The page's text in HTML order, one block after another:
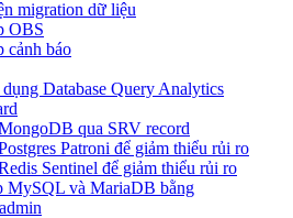
migration dữ liệu
OBS
cảnh báo
Database Query Analytics
qua SRV record
Patroni để giảm thiểu rủi ro
Sentinel để giảm thiểu rủi ro
MySQL và MariaDB bằng